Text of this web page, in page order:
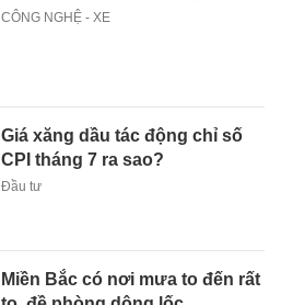
CÔNG NGHỆ - XE
Giá xăng dầu tác động chỉ số
CPI tháng 7 ra sao?
Đầu tư
Miền Bắc có nơi mưa to đến rất